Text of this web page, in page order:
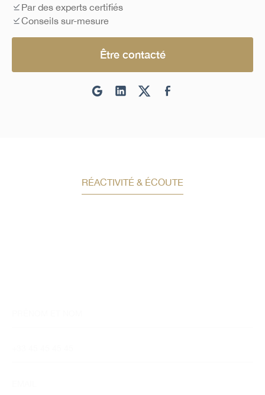
Par des experts certifiés
Conseils sur-mesure
Être contacté
RÉACTIVITÉ & ÉCOUTE